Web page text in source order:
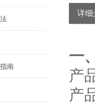
南
详细
一
产
产